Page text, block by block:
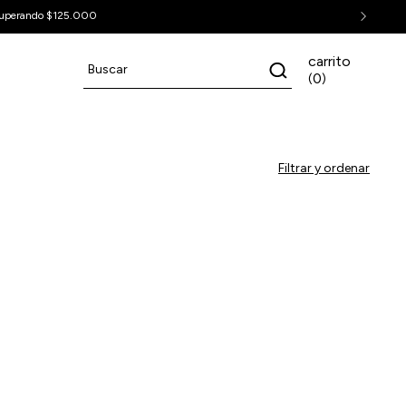
$125.000
carrito
(0)
Filtrar y ordenar